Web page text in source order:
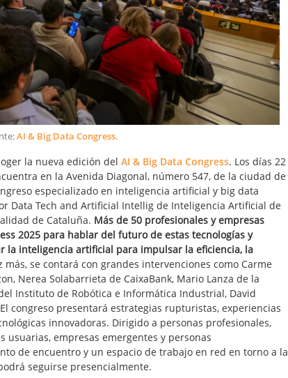
AI & Big Data Congress.
la nueva edición del AI & Big Data Congress. Los días 22
en la Avenida Diagonal, número 547, de la ciudad de
especializado en inteligencia artificial y big data
Data Tech and Artificial Intellig de Inteligencia Artificial de
de Cataluña. Más de 50 profesionales y empresas
2025 para hablar del futuro de estas tecnologías y
la inteligencia artificial para impulsar la eficiencia, la
más, se contará con grandes intervenciones como Carme
Nerea Solabarrieta de CaixaBank, Mario Lanza de la
Instituto de Robótica e Informática Industrial, David
congreso presentará estrategias rupturistas, experiencias
innovadoras. Dirigido a personas profesionales,
usuarias, empresas emergentes y personas
de encuentro y un espacio de trabajo en red en torno a la
seguirse presencialmente.